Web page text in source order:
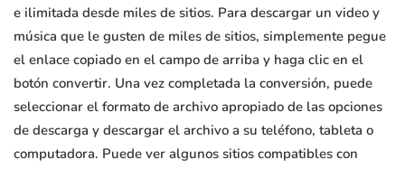
e ilimitada desde miles de sitios. Para descargar un video y
música que le gusten de miles de sitios, simplemente pegue
el enlace copiado en el campo de arriba y haga clic en el
botón convertir. Una vez completada la conversión, puede
seleccionar el formato de archivo apropiado de las opciones
de descarga y descargar el archivo a su teléfono, tableta o
computadora. Puede ver algunos sitios compatibles con